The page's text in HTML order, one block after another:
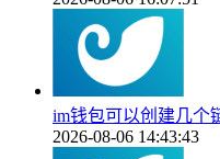
im钱包可以创建几个
2026-08-06 14:43:43